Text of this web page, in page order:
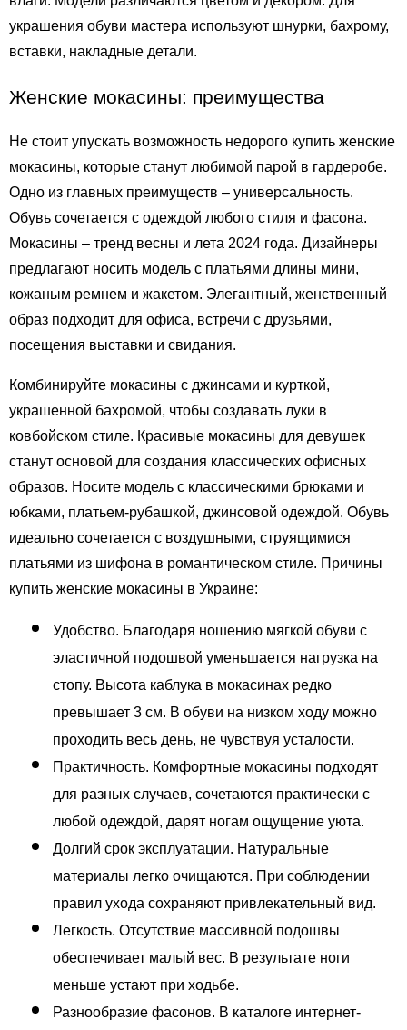
украшения обуви мастера используют шнурки, бахрому,
вставки, накладные детали.
Женские мокасины: преимущества
Не стоит упускать возможность недорого купить женские
мокасины, которые станут любимой парой в гардеробе.
Одно из главных преимуществ – универсальность.
Обувь сочетается с одеждой любого стиля и фасона.
Мокасины – тренд весны и лета 2024 года. Дизайнеры
предлагают носить модель с платьями длины мини,
кожаным ремнем и жакетом. Элегантный, женственный
образ подходит для офиса, встречи с друзьями,
посещения выставки и свидания.
Комбинируйте мокасины с джинсами и курткой,
украшенной бахромой, чтобы создавать луки в
ковбойском стиле. Красивые мокасины для девушек
станут основой для создания классических офисных
образов. Носите модель с классическими брюками и
юбками, платьем-рубашкой, джинсовой одеждой. Обувь
идеально сочетается с воздушными, струящимися
платьями из шифона в романтическом стиле. Причины
купить женские мокасины в Украине:
Удобство. Благодаря ношению мягкой обуви с
эластичной подошвой уменьшается нагрузка на
стопу. Высота каблука в мокасинах редко
превышает 3 см. В обуви на низком ходу можно
проходить весь день, не чувствуя усталости.
Практичность. Комфортные мокасины подходят
для разных случаев, сочетаются практически с
любой одеждой, дарят ногам ощущение уюта.
Долгий срок эксплуатации. Натуральные
материалы легко очищаются. При соблюдении
правил ухода сохраняют привлекательный вид.
Легкость. Отсутствие массивной подошвы
обеспечивает малый вес. В результате ноги
меньше устают при ходьбе.
Разнообразие фасонов. В каталоге интернет-